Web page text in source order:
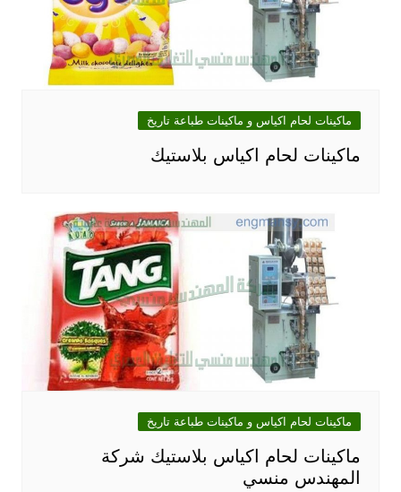
ماكينات لحام اكياس و ماكينات طباعة تاريخ
ماكينات لحام اكياس بلاستيك‎
ماكينات لحام اكياس و ماكينات طباعة تاريخ
ماكينات لحام اكياس بلاستيك شركة
المهندس منسي